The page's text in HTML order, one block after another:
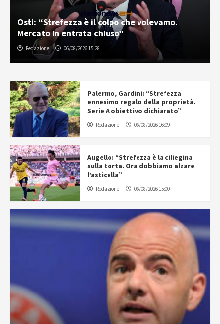
Osti: “Strefezza è il colpo che volevamo.
Mercato in entrata chiuso”
Redazione 06/08/2026 15:28
Palermo, Gardini: “Strefezza
ennesimo regalo della proprietà.
Serie A obiettivo dichiarato”
Redazione 06/08/2026 16:09
Augello: “Strefezza è la ciliegina
sulla torta. Ora dobbiamo alzare
l’asticella”
Redazione 06/08/2026 15:00